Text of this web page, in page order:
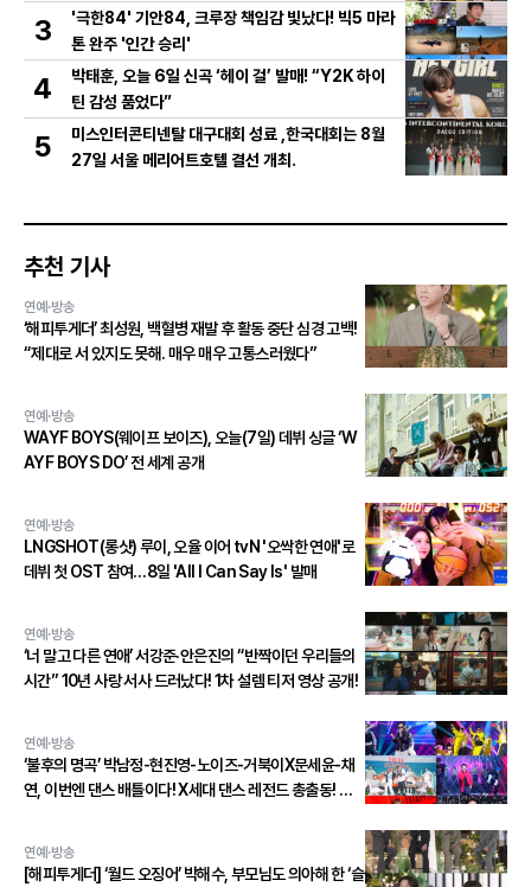
의 활약은?
3
'극한84' 기안84, 크루장 책임감 빛났다! 빅5 마라
톤 완주 '인간 승리'
4
박태훈, 오늘 6일 신곡 ‘헤이 걸’ 발매! “Y2K 하이
틴 감성 품었다”
5
미스인터콘티넨탈 대구대회 성료 ,한국대회는 8월
27일 서울 메리어트호텔 결선 개최.
추천 기사
연예·방송
‘해피투게더’ 최성원, 백혈병 재발 후 활동 중단 심경 고백!
“제대로 서 있지도 못해. 매우 매우 고통스러웠다”
연예·방송
WAYF BOYS(웨이프 보이즈), 오늘(7일) 데뷔 싱글 ‘W
AYF BOYS DO’ 전 세계 공개
연예·방송
LNGSHOT(롱샷) 루이, 오율 이어 tvN '오싹한 연애'로
데뷔 첫 OST 참여…8일 'All I Can Say Is' 발매
연예·방송
‘너 말고 다른 연애’ 서강준·안은진의 “반짝이던 우리들의
시간” 10년 사랑 서사 드러났다! 1차 설렘 티저 영상 공개!
연예·방송
‘불후의 명곡’ 박남정-현진영-노이즈-거북이X문세윤-채
연, 이번엔 댄스 배틀이다! X세대 댄스 레전드 총출동! 댄
연예·방송
[해피투게더] ‘월드 오징어’ 박해수, 부모님도 의아해 한 ‘슬